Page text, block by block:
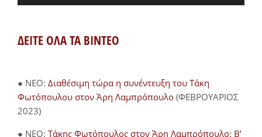
ΔΕΙΤΕ ΟΛΑ ΤΑ ΒΙΝΤΕΟ
● NEO: Διαθέσιμη τώρα η συνέντευξη του Τάκη
Φωτόπουλου στον Άρη Λαμπρόπουλο (ΦΕΒΡΟΥΑΡΙΟΣ
2023)
● NEO: Τάκης Φωτόπουλος στον Άρη Λαμπρόπουλο: Β’